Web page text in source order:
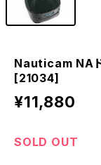
Nauticam NAド
[21034]
¥11,880
SOLD OUT